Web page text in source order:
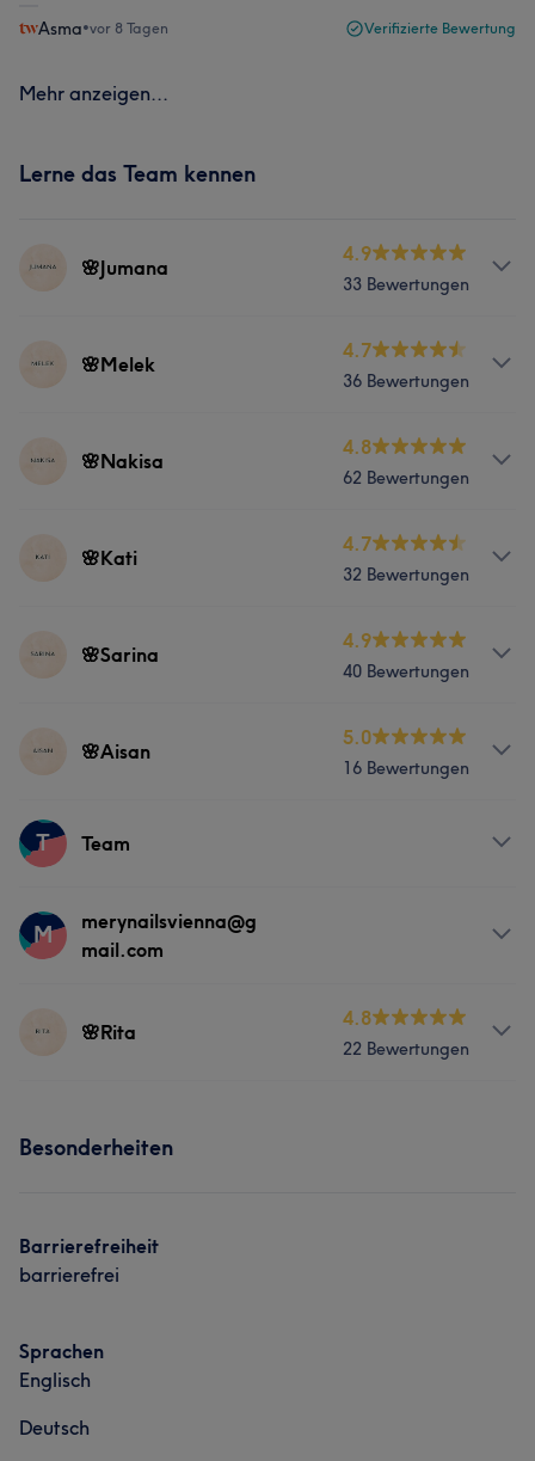
Asma•vor 8 Tagen Verifizierte Bewertung
Mehr anzeigen...
Lerne das Team kennen
🌸Jumana
4.9
33 Bewertungen
Services
🌸Melek
4.7
36 Bewertungen
Services
🌸Nakisa
4.8
62 Bewertungen
Services
🌸Kati
4.7
32 Bewertungen
Services
🌸Sarina
4.9
40 Bewertungen
Services
🌸Aisan
5.0
16 Bewertungen
Services
T Team
Services
M
merynailsvienna@g
mail.com
Services
🌸Rita
4.8
22 Bewertungen
Besonderheiten
Barrierefreiheit
barrierefrei
Sprachen
Englisch
Deutsch